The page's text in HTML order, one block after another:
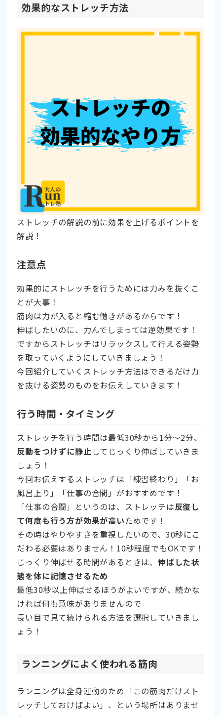
効果的なストレッチ方法
ストレッチの解説の前に効果を上げるポイントを
解説！
注意点
効果的にストレッチを行うためには力みを抜くこ
とが大事！
筋肉は力が入ると縮む働きがあるからです！
伸ばしたいのに、力んでしまっては逆効果です！
ですからストレッチはリラックスして行える姿勢
を取っていくようにしていきましょう！
今回紹介していくストレッチ方法はできるだけ力
を抜ける姿勢のものをお伝えしていきます！
行う時間・タイミング
ストレッチを行う時間は最低30秒から1分～2分、
反動をつけずに静止してじっくり伸ばしていきま
しょう！
今回お伝えするストレッチは「練習終わり」「お
風呂上り」「仕事の合間」がおすすめです！
「仕事の合間」というのは、ストレッチは反復し
て何度も行う方が効果が高いためです！
その時はやりやすさを重視したいので、30秒にこ
だわる必要はありません！10秒程度でもOKです！
じっくり伸ばせる時間があるときは、 伸ばした状
態を体に記憶させるため
最低30秒以上伸ばせるほうがよいですが、続かな
ければ何も意味がありませんので
長い目で見て続けられる方法を選択していきまし
ょう！
ランニングによく使われる筋肉
ランニングは全身運動のため「この筋肉だけスト
レッチしておけばよい」、という場所はありませ